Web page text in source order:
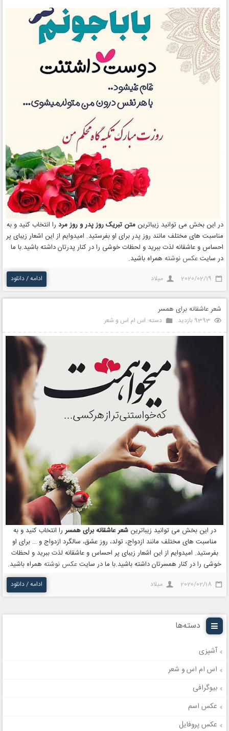
در این بخش می توانید زیباترین متن تبریک روز پدر و روز مرد را انتخاب کنید و به
مناسبت های مختلف مانند روز پدر برای او بفرستید. امیدوایم از این اشعار زیبای پر
احساس و عاشقانه لذت ببرید و لحظات خوشی را در کنار پدرتان داشته باشید.با ما
در سایت عکس نوشته همراه باشید.
2020/02/19 میلاد ادامه / دانلود
شعر عاشقانه برای همسر
9393 بازدید دسته: اس ام اس و شعر
در این بخش می توانید زیباترینشعر عاشقانه برای همسر را انتخاب کنید و به
مناسبت های مختلف مانند ازدواج، تولد، روز عشق، سالگرد ازدواج و … برای او
بفرستید. امیدوایم از این اشعار زیبای پر احساس و عاشقانه لذت ببرید و لحظات
خوشی را در کنار همسرتان داشته باشید.با ما در سایت عکس نوشته همراه باشید.
2020/02/18 میلاد ادامه / دانلود
دسته‌ها
آشپزی
اس ام اس و شعر
بیوگرافی
عکس اسم
عکس پروفایل